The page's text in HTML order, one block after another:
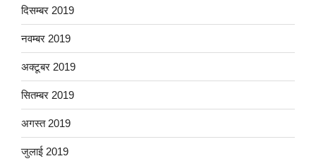
दिसम्बर 2019
नवम्बर 2019
अक्टूबर 2019
सितम्बर 2019
अगस्त 2019
जुलाई 2019